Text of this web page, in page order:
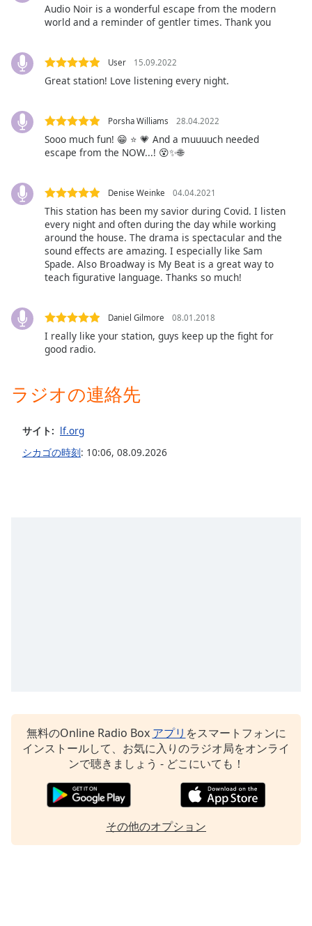
Close
Modal
Dialog
dialog
window.
Audio Noir is a wonderful escape from the modern
world and a reminder of gentler times. Thank you
User 15.09.2022
Great station! Love listening every night.
Porsha Williams 28.04.2022
Sooo much fun! 😁 ⭐ 💗 And a muuuuch needed
escape from the NOW...! 😵✨🌐
Denise Weinke 04.04.2021
This station has been my savior during Covid. I listen
every night and often during the day while working
around the house. The drama is spectacular and the
sound effects are amazing. I especially like Sam
Spade. Also Broadway is My Beat is a great way to
teach figurative language. Thanks so much!
Daniel Gilmore 08.01.2018
I really like your station, guys keep up the fight for
good radio.
ラジオの連絡先
サイト: lf.org
シカゴの時刻: 10:06, 08.09.2026
無料のOnline Radio Box アプリ をスマートフォンに
インストールして、お気に入りのラジオ局をオンライ
ンで聴きましょう - どこにいても！
その他のオプション